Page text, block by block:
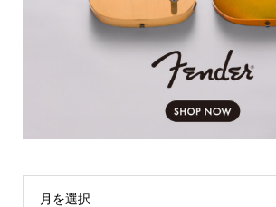
月を選択